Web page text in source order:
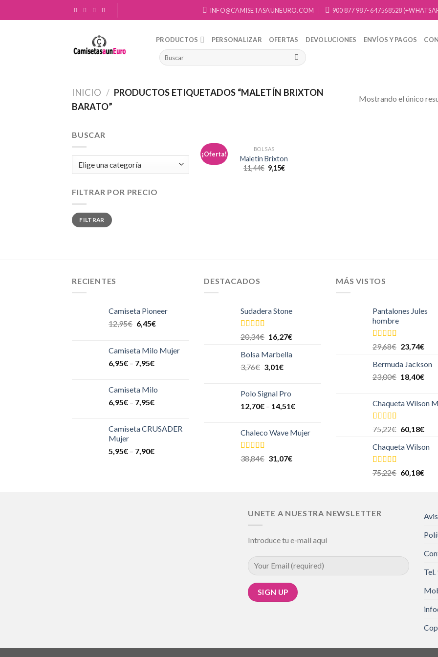
to
INFO@CAMISETASAUNEURO.COM 900 877 987- 647568528
PRODUCTOS PERSONALIZAR OFERTAS DEVOLUCIONES ENVÍOS Y PAGOS
INICIO / PRODUCTOS ETIQUETADOS “MALETÍN BRIXTON
BARATO”
Mostrando el único
BUSCAR
FILTRAR POR PRECIO
Precio
mínimo
Precio
máximo
FILTRAR
¡Oferta!
BOLSAS
Maletín Brixton
11,44€ 9,15€
RECIENTES
Camiseta Pioneer
12,95€ 6,45€
Camiseta Milo Mujer
6,95€ – 7,95€
Camiseta Milo
6,95€ – 7,95€
Camiseta CRUSADER
Mujer
5,95€ – 7,90€
DESTACADOS
Sudadera Stone
Valorado
4.00
5
20,34€ 16,27€
Bolsa Marbella
3,76€ 3,01€
Polo Signal Pro
12,70€ – 14,51€
Chaleco Wave Mujer
Valorado en
5.00
38,84€ 31,07€
MÁS VISTOS
Pantalones Jules
hombre
Valorado en
5.00
29,68€ 23,74€
Bermuda Jackson
23,00€ 18,40€
Chaqueta Wilson
Valorado en
5.00
75,22€ 60,18€
Chaqueta Wilson
Valorado en
5.00
75,22€ 60,18€
UNETE A NUESTRA NEWSLETTER
Introduce tu e-mail aquí